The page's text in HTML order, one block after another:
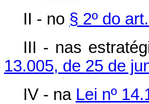
II - no § 2º do
III - nas
13.005, de 25 de
IV - na Lei nº